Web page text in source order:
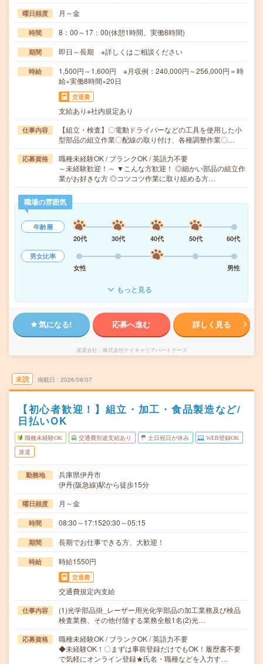
曜日頻度 月～金
時間 8：00～17：00(休憩1時間、実働8時間)
期間 即日～長期 ※詳しくはご相談ください
時給
1,500円～1,600円 ※月収例：240,000円～256,000円＝時
給×実働8時間×20日
交通費
支給あり※社内規定あり
仕事内容
【組立・検査】〇電動ドライバーなどの工具を使用した小
型部品の組立作業〇配線の取り付け、各種調整作業〇…
応募資格
職種未経験OK / ブランクOK / 英語力不要
～未経験歓迎！～ ▼こんな方歓迎！ ◎細かい部品の組立作
業がお好きな方 ◎コツコツ作業に取り組める方…
職場の雰囲気
年齢層
20代
30代 40代 50代
60代
男女比率
女性
男性
もっと見る
気になる! 応募へ進む 詳しく見る
派遣会社 株式会社ケイキャリアパートナーズ
未読 掲載日 2026/08/07
【初心者歓迎！】組立・加工・食品製造など/
日払いOK
職種未経験OK 交通費別途支給あり 土日祝日が休み WEB登録OK
派遣
勤務地
兵庫県伊丹市
伊丹(阪急線)駅から徒歩15分
曜日頻度 月～金
時間 08:30～17:1520:30～05:15
期間 長期でお仕事できる方、大歓迎！
時給 時給1550円
交通費
交通費規定内支給
仕事内容
(1)光学部品掛_レーザー用光化学部品の加工業務及び検品
検査業務、その他付随する業務全般1名(2)光…
応募資格
職種未経験OK / ブランクOK / 英語力不要
◆未経験OK！〇まずは事前登録だけでもOK！履歴書不要
で気軽にオンライン登録★氏名・職種などを入力す…